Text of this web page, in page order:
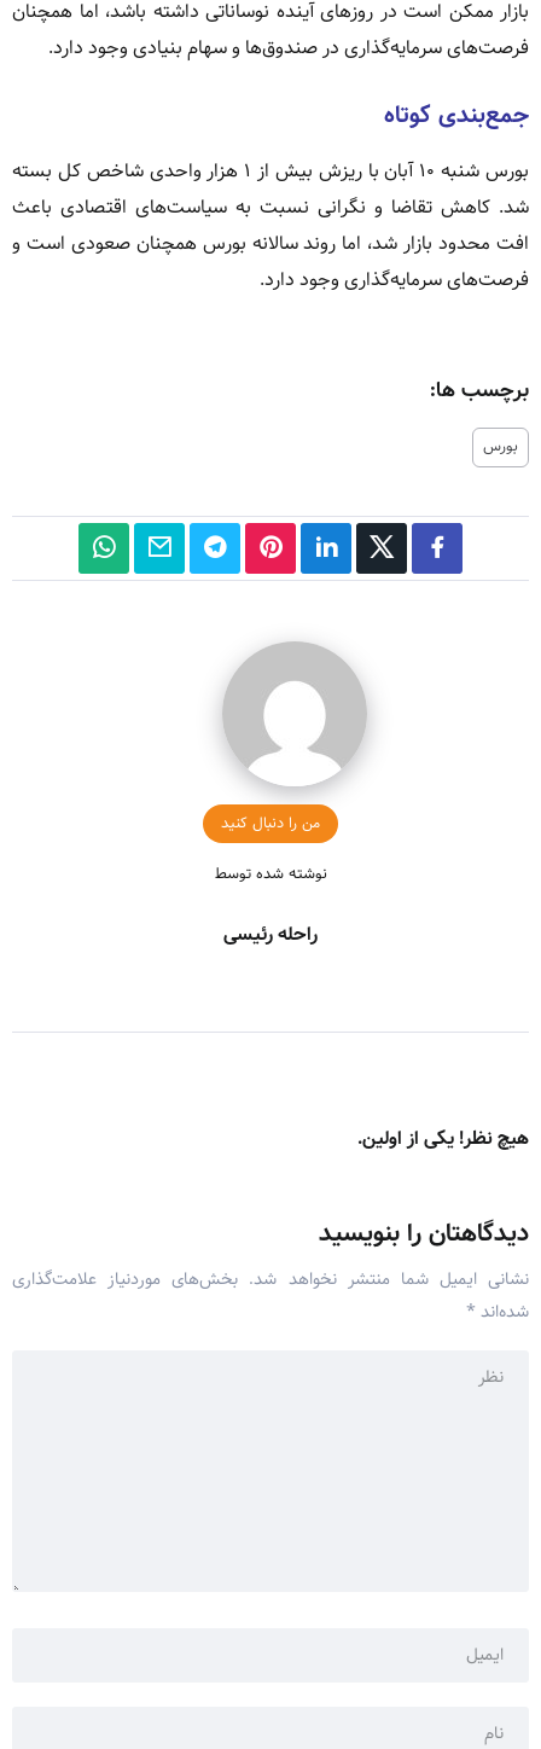
بازار ممکن است در روزهای آینده نوساناتی داشته باشد، اما همچنان
فرصت‌های سرمایه‌گذاری در صندوق‌ها و سهام بنیادی وجود دارد.
جمع‌بندی کوتاه
بورس شنبه ۱۰ آبان با ریزش بیش از ۱ هزار واحدی شاخص کل بسته
شد. کاهش تقاضا و نگرانی نسبت به سیاست‌های اقتصادی باعث
افت محدود بازار شد، اما روند سالانه بورس همچنان صعودی است و
فرصت‌های سرمایه‌گذاری وجود دارد.
برچسب ها:
بورس
من را دنبال کنید
نوشته شده توسط
راحله رئیسی
هیچ نظر! یکی از اولین.
دیدگاهتان را بنویسید
نشانی ایمیل شما منتشر نخواهد شد. بخش‌های موردنیاز علامت‌گذاری
شده‌اند *